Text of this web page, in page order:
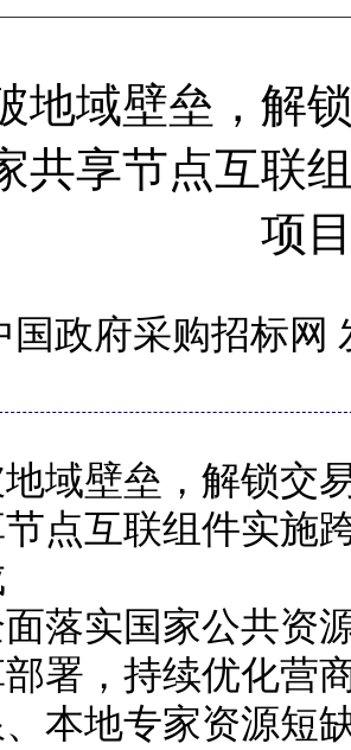
地域壁垒，解
共享节点互联
项
国政府采购招标网
域壁垒，解锁交
点互联组件实施
落实国家公共资
署，持续优化营
本地专家资源短